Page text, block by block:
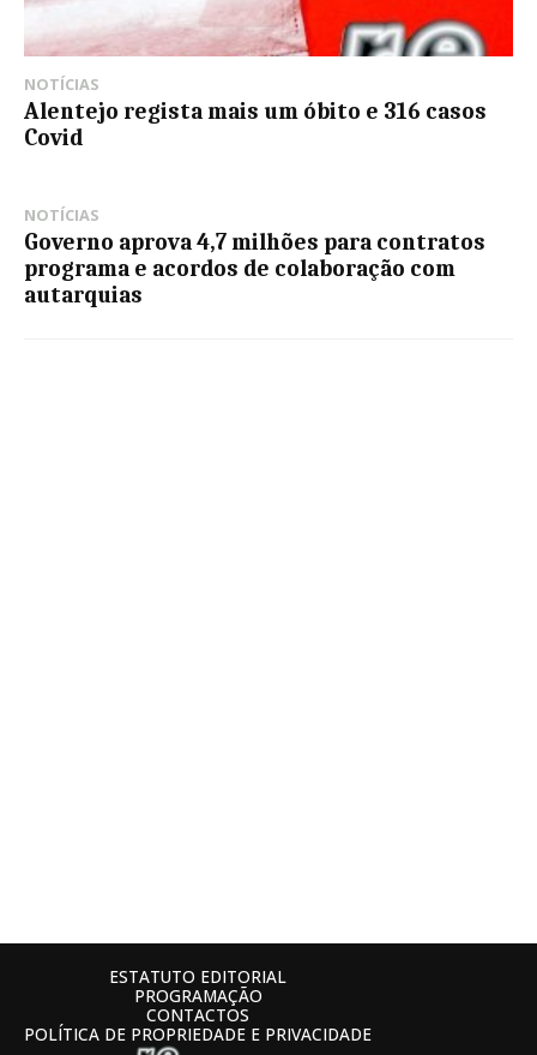
NOTÍCIAS
Alentejo regista mais um óbito e 316 casos
Covid
NOTÍCIAS
Governo aprova 4,7 milhões para contratos
programa e acordos de colaboração com
autarquias
ESTATUTO EDITORIAL
PROGRAMAÇÃO
CONTACTOS
POLÍTICA DE PROPRIEDADE E PRIVACIDADE